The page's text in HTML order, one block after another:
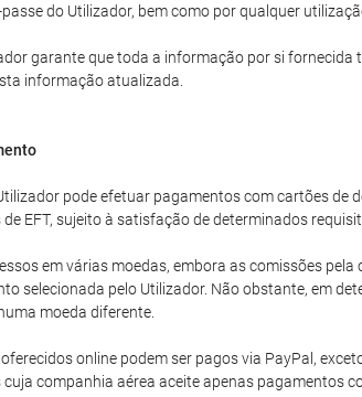
do Utilizador, bem como por qualquer
garante que toda a informação por si
informação atualizada.
pode efetuar pagamentos com cartões de
EFT, sujeito à satisfação de determinados
em várias moedas, embora as comissões
selecionada pelo Utilizador. Não obstante, em
moeda diferente.
online podem ser pagos via PayPal,
companhia aérea aceite apenas pagamentos